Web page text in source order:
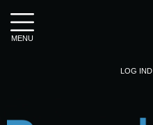
MENU
LOG IND